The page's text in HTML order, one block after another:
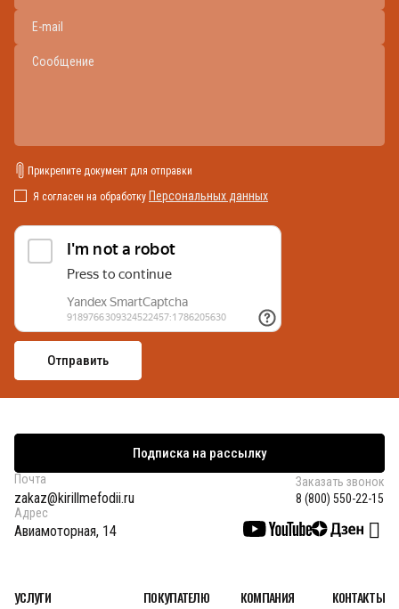
Прикрепите документ для отправки
Я согласен на обработку Персональных данных
Подписка на рассылку
Почта
zakaz@kirillmefodii.ru
Заказать звонок
8 (800) 550-22-15
Адрес
Авиамоторная, 14
УСЛУГИ ПОКУПАТЕЛЮ КОМПАНИЯ КОНТАКТЫ